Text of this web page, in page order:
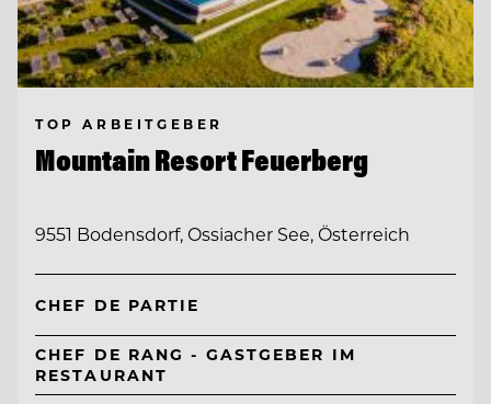
TOP ARBEITGEBER
Mountain Resort Feuerberg
9551 Bodensdorf, Ossiacher See, Österreich
CHEF DE PARTIE
CHEF DE RANG - GASTGEBER IM
RESTAURANT